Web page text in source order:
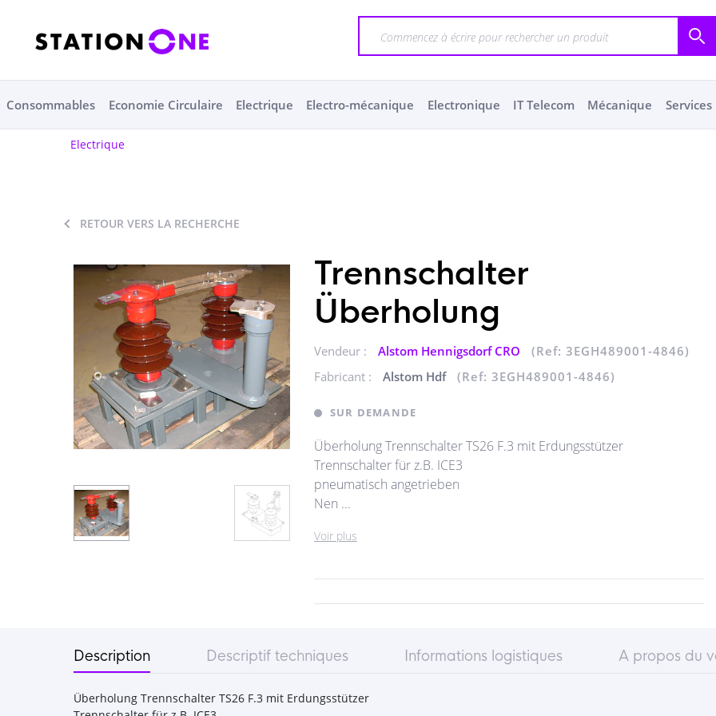
Consommables Economie Circulaire Electrique Electro-mécanique Electronique IT Telecom Mécanique Services
Electrique
RETOUR VERS LA RECHERCHE
Trennschalter
Überholung
Vendeur : Alstom Hennigsdorf CRO
(Ref: 3EGH489001-4846)
Fabricant :
Alstom Hdf (Ref: 3EGH489001-4846)
SUR DEMANDE
Überholung Trennschalter TS26 F.3 mit Erdungsstützer
Trennschalter für z.B. ICE3
pneumatisch angetrieben
Nen ...
Voir plus
Description Descriptif techniques Informations logistiques A propos du
Überholung Trennschalter TS26 F.3 mit Erdungsstützer